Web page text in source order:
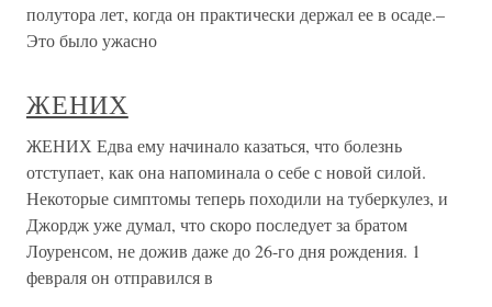
полутора лет, когда он практически держал ее в осаде.–
Это было ужасно
ЖЕНИХ
ЖЕНИХ Едва ему начинало казаться, что болезнь
отступает, как она напоминала о себе с новой силой.
Некоторые симптомы теперь походили на туберкулез, и
Джордж уже думал, что скоро последует за братом
Лоуренсом, не дожив даже до 26-го дня рождения. 1
февраля он отправился в